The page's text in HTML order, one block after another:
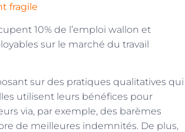
fragile
10% de l’emploi wallon et
sur le marché du travail
sur des pratiques qualitatives qui
utilisent leurs bénéfices pour
via, par exemple, des barèmes
de meilleures indemnités. De plus,